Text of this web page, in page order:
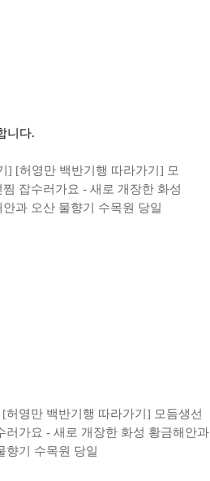
니다.
허영만 백반기행 따라가기] 모듬생선
러가요 - 새로 개장한 화성 황금해안과
향기 수목원 당일